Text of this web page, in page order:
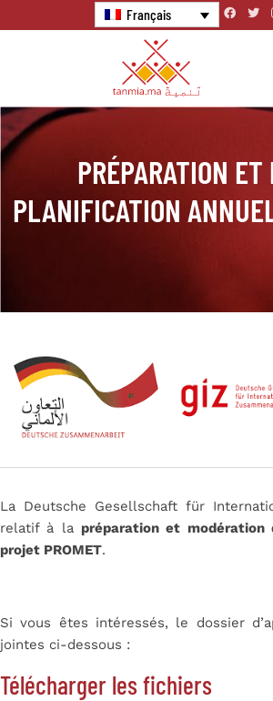
Français
PRÉPARATION
PLANIFICATION
La Deutsche Gesellschaft für
relatif à la préparation et
projet PROMET.
Si vous êtes intéressés, le dossier
jointes ci-dessous :
Télécharger les fichiers